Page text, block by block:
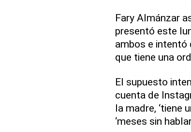
Fary Almánzar
presentó este
ambos e intentó
que tiene una
El supuesto
cuenta de
la madre, ‘tiene
‘meses sin